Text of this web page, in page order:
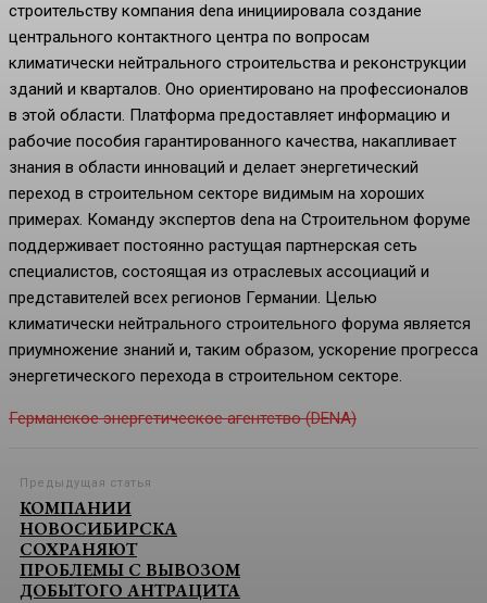
строительству компания dena инициировала создание
центрального контактного центра по вопросам
климатически нейтрального строительства и реконструкции
зданий и кварталов. Оно ориентировано на профессионалов
в этой области. Платформа предоставляет информацию и
рабочие пособия гарантированного качества, накапливает
знания в области инноваций и делает энергетический
переход в строительном секторе видимым на хороших
примерах. Команду экспертов dena на Строительном форуме
поддерживает постоянно растущая партнерская сеть
специалистов, состоящая из отраслевых ассоциаций и
представителей всех регионов Германии. Целью
климатически нейтрального строительного форума является
приумножение знаний и, таким образом, ускорение прогресса
энергетического перехода в строительном секторе.
Германское энергетическое агентство (DENA)
Предыдущая статья
КОМПАНИИ
НОВОСИБИРСКА
СОХРАНЯЮТ
ПРОБЛЕМЫ С ВЫВОЗОМ
ДОБЫТОГО АНТРАЦИТА